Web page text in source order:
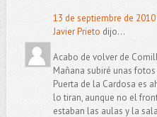
13 de septiembre de
Javier Prieto dijo...
Acabo de volver de
Mañana subiré unas
Puerta de la Cardosa es
lo tiran, aunque no el
estaban las aulas y la